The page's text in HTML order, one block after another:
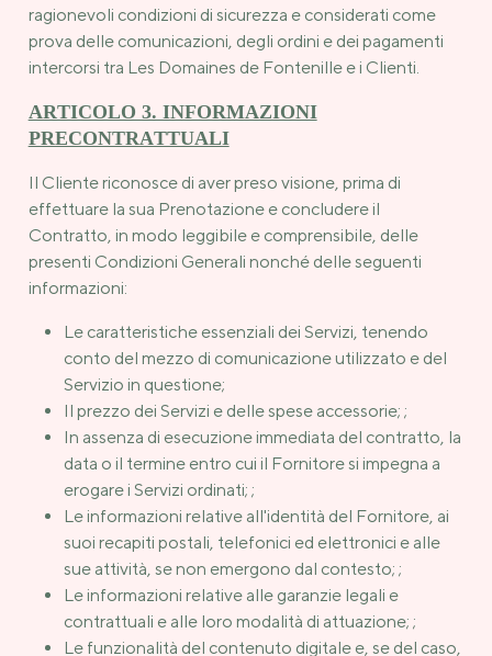
ragionevoli condizioni di sicurezza e considerati come
prova delle comunicazioni, degli ordini e dei pagamenti
intercorsi tra Les Domaines de Fontenille e i Clienti.
ARTICOLO 3. INFORMAZIONI
PRECONTRATTUALI
Il Cliente riconosce di aver preso visione, prima di
effettuare la sua Prenotazione e concludere il
Contratto, in modo leggibile e comprensibile, delle
presenti Condizioni Generali nonché delle seguenti
informazioni:
Le caratteristiche essenziali dei Servizi, tenendo
conto del mezzo di comunicazione utilizzato e del
Servizio in questione;
Il prezzo dei Servizi e delle spese accessorie; ;
In assenza di esecuzione immediata del contratto, la
data o il termine entro cui il Fornitore si impegna a
erogare i Servizi ordinati; ;
Le informazioni relative all'identità del Fornitore, ai
suoi recapiti postali, telefonici ed elettronici e alle
sue attività, se non emergono dal contesto; ;
Le informazioni relative alle garanzie legali e
contrattuali e alle loro modalità di attuazione; ;
Le funzionalità del contenuto digitale e, se del caso,